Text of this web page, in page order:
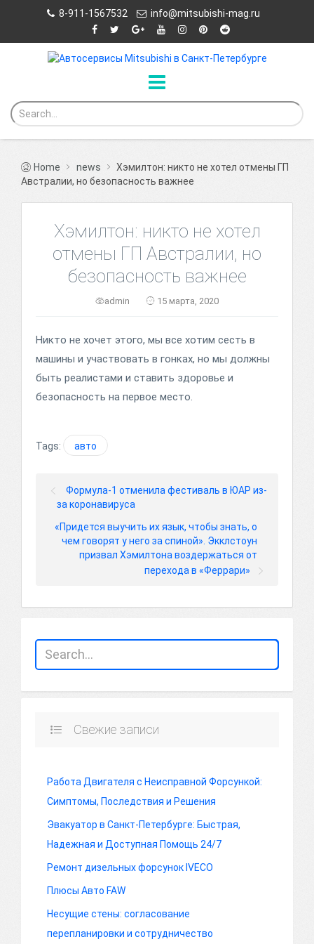
8-911-1567532 info@mitsubishi-mag.ru
Home news
Хэмилтон: никто не хотел отмены ГП
Австралии, но безопасность важнее
Хэмилтон: никто не хотел
отмены ГП Австралии, но
безопасность важнее
admin 15 марта, 2020
Никто не хочет этого, мы все хотим сесть в
машины и участвовать в гонках, но мы должны
быть реалистами и ставить здоровье и
безопасность на первое место.
Tags: авто
Формула-1 отменила фестиваль в ЮАР из-
за коронавируса
«Придется выучить их язык, чтобы знать, о
чем говорят у него за спиной». Экклстоун
призвал Хэмилтона воздержаться от
перехода в «Феррари»
Свежие записи
Работа Двигателя с Неисправной Форсункой:
Симптомы, Последствия и Решения
Эвакуатор в Санкт-Петербурге: Быстрая,
Надежная и Доступная Помощь 24/7
Ремонт дизельных форсунок IVECO
Плюсы Авто FAW
Несущие стены: согласование
перепланировки и сотрудничество